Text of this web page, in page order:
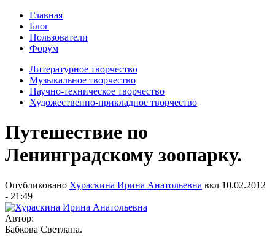
Главная
Блог
Пользователи
Форум
Литературное творчество
Музыкальное творчество
Научно-техническое творчество
Художественно-прикладное творчество
Путешествие по
Ленинградскому зоопарку.
Опубликовано Хураскина Ирина Анатольевна вкл 10.02.2012
- 21:49
Автор:
Бабкова Светлана.